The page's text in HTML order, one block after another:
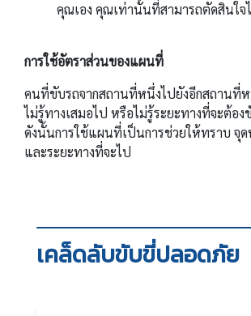
คุณเอง คุณเท่านั้นที่สามารถตัดสินใจ
การใช้อัตราส่วนของแผนที่
คนที่ขับรถจากสถานที่หนึ่งไปยังอีกสถานที่ห
ไม่รู้ทางเสมอไป หรือไม่รู้ระยะทางที่จะต้อ
ดังนั้นการใช้แผนที่เป็นการช่วยให้ทราบ จุ
และระยะทางที่จะไป
เคล็ดลับขับขี่ปลอดภัย